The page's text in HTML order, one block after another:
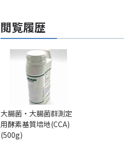
閲覧履歴
大腸菌・大腸菌群測定
用酵素基質培地(CCA)
(500g)